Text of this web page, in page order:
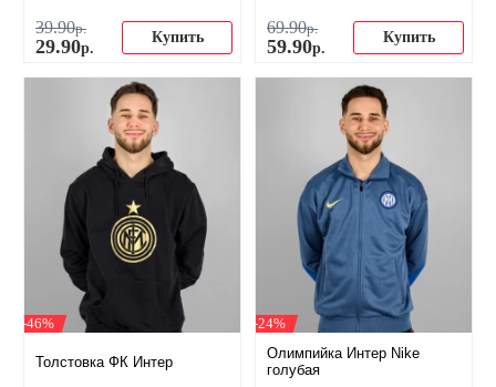
39.90р.
29.90р.
Купить
69.90р.
59.90р.
Купить
-46%
Толстовка ФК Интер
-24%
Олимпийка Интер Nike
голубая